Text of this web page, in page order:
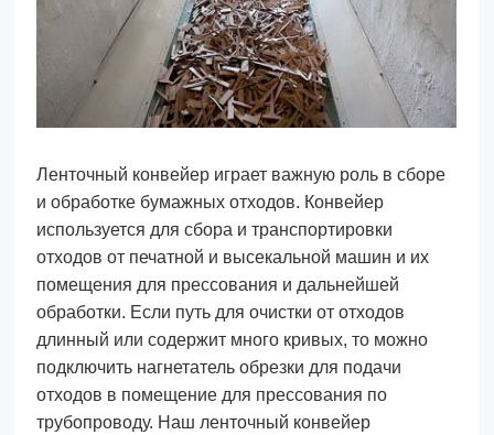
Ленточный конвейер играет важную роль в сборе
и обработке бумажных отходов. Конвейер
используется для сбора и транспортировки
отходов от печатной и высекальной машин и их
помещения для прессования и дальнейшей
обработки. Если путь для очистки от отходов
длинный или содержит много кривых, то можно
подключить нагнетатель обрезки для подачи
отходов в помещение для прессования по
трубопроводу. Наш ленточный конвейер